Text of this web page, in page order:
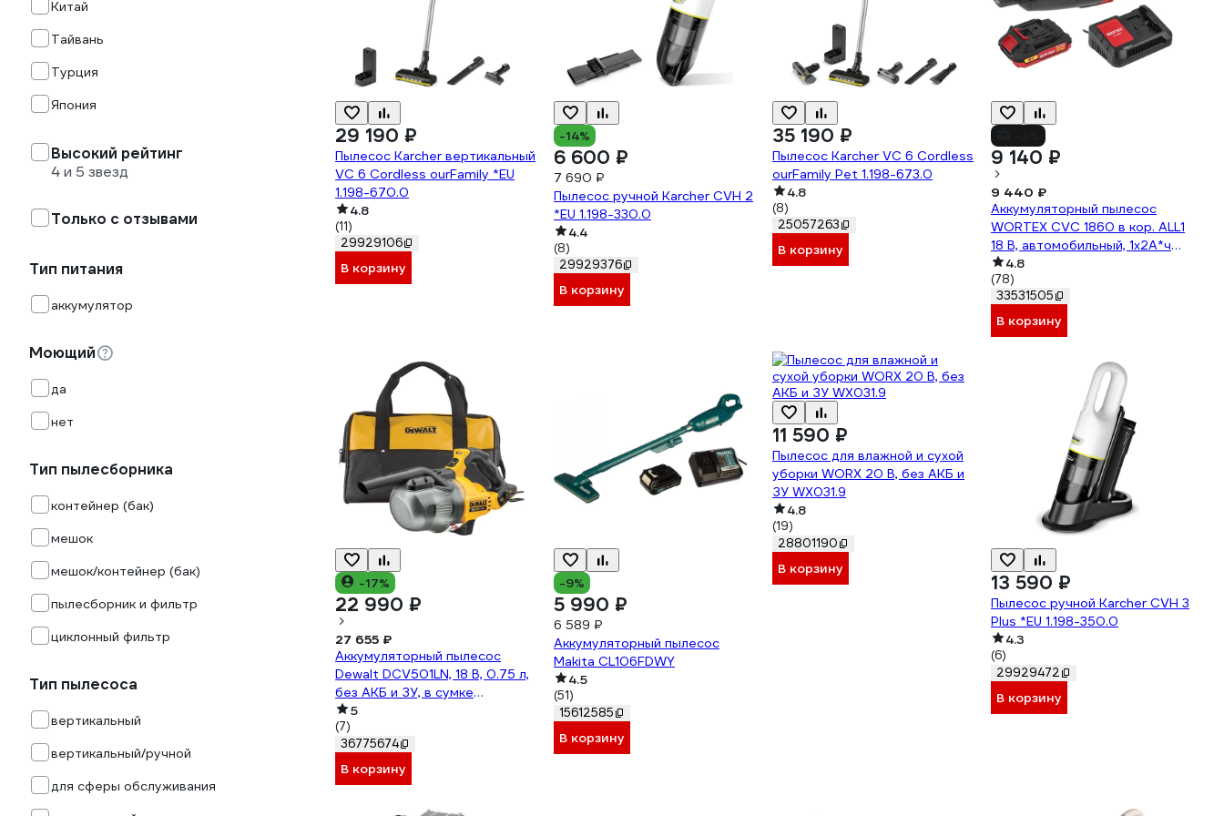
Китай
Тайвань
Турция
Япония
Высокий рейтинг
4 и 5 звезд
Только с отзывами
Тип питания
аккумулятор
Моющий
да
нет
Тип пылесборника
контейнер (бак)
мешок
мешок/контейнер (бак)
пылесборник и фильтр
циклонный фильтр
Тип пылесоса
вертикальный
вертикальный/ручной
для сферы обслуживания
29 190 ₽
Пылесос Karcher вертикальный
VC 6 Cordless ourFamily *EU
1.198-670.0
4.8
(11)
29929106
В корзину
-14%
6 600 ₽
7 690 ₽
Пылесос ручной Karcher CVH 2
*EU 1.198-330.0
4.4
(8)
29929376
В корзину
35 190 ₽
Пылесос Karcher VC 6 Cordless
ourFamily Pet 1.198-673.0
4.8
(8)
25057263
В корзину
9 140 ₽
9 440 ₽
Аккумуляторный пылесос
WORTEX CVC 1860 в кор. ALL1
18 В, автомобильный, 1x2А*ч
1325404
4.8
(78)
33531505
В корзину
-17%
22 990 ₽
27 655 ₽
Аккумуляторный пылесос
Dewalt DCV501LN, 18 В, 0.75 л,
без АКБ и ЗУ, в сумке
DCV501LN-XJ
5
(7)
36775674
В корзину
-9%
5 990 ₽
6 589 ₽
Аккумуляторный пылесос
Makita CL106FDWY
4.5
(51)
15612585
В корзину
11 590 ₽
Пылесос для влажной и сухой
уборки WORX 20 В, без АКБ и
ЗУ WX031.9
4.8
(19)
28801190
В корзину
13 590 ₽
Пылесос ручной Karcher CVH 3
Plus *EU 1.198-350.0
4.3
(6)
29929472
В корзину